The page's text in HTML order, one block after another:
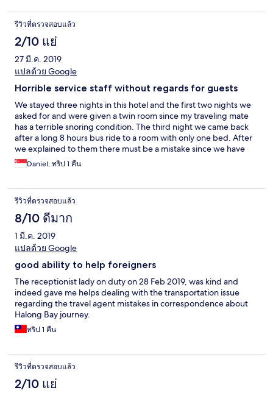
รีวิวที่ตรวจสอบแล้ว
2/10 แย่
27 มี.ค. 2019
แปลด้วย Google
Horrible service staff without regards for guests
We stayed three nights in this hotel and the first two nights we
asked for and were given a twin room since my traveling mate
has a terrible snoring condition. The third night we came back
after a long 8 hours bus ride to a room with only one bed. After
we explained to them there must be a mistake since we have
always asked for a twin room, they insisted we didn’t make the
request for the third night and thus they were out of twin rooms
fact that we have stayed at the same hotel for the past two
nights, the hotel receptionist couldn’t be bothered and insisted
that was the only solution despite it was 11pm and clearly they
have two other empty rooms. Faced with this insistence
disregard for our welfare, we had no choice but to forfeit our
paid hotel room and book another twin room at another hotel
service staff have low service standards and clearly do not care
for their guests.
Daniel, ทริป 1 คืน
รีวิวที่ตรวจสอบแล้ว
8/10 ดีมาก
1 มี.ค. 2019
แปลด้วย Google
good ability to help foreigners
The receptionist lady on duty on 28 Feb 2019, was kind and
indeed gave me helps dealing with the transportation issue
regarding the travel agent mistakes in correspondence about
Halong Bay journey.
ทริป 1 คืน
รีวิวที่ตรวจสอบแล้ว
2/10 แย่